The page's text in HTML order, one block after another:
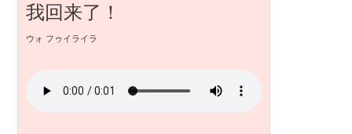
我回来了！
ウォ フゥイライラ